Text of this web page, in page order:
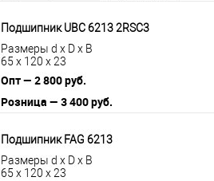
Подшипник UBC 6213 2RSС3
Размеры d x D x B
65 x 120 x 23
Опт — 2 800 руб.
Розница — 3 400 руб.
Подшипник FAG 6213
Размеры d x D x B
65 x 120 x 23